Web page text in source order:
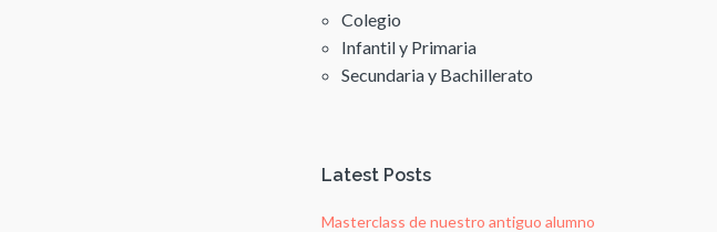
Colegio
Infantil y Primaria
Secundaria y Bachillerato
Latest Posts
Masterclass de nuestro antiguo alumno